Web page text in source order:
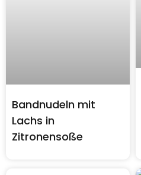
Bandnudeln mit
Lachs in
Zitronensoße